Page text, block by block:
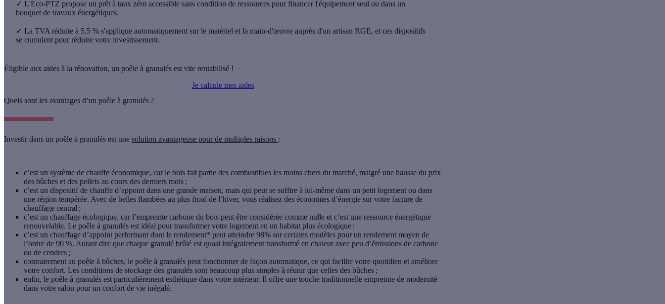
✓ L'Éco-PTZ propose un prêt à taux zéro accessible sans condition de ressources pour financer l'équipement seul ou dans un
bouquet de travaux énergétiques.
✓ La TVA réduite à 5,5 % s'applique automatiquement sur le matériel et la main-d'œuvre auprès d'un artisan RGE, et ces dispositifs
se cumulent pour réduire votre investissement.
Éligible aux aides à la rénovation, un poêle à granulés est vite rentabilisé !
Je calcule mes aides
Quels sont les avantages d’un poêle à granulés ?
Investir dans un poêle à granulés est une solution avantageuse pour de multiples raisons :
c’est un système de chauffe économique, car le bois fait partie des combustibles les moins chers du marché, malgré une hausse du prix
des bûches et des pellets au cours des derniers mois ;
c’est un dispositif de chauffe d’appoint dans une grande maison, mais qui peut se suffire à lui-même dans un petit logement ou dans
une région tempérée. Avec de belles flambées au plus froid de l’hiver, vous réalisez des économies d’énergie sur votre facture de
chauffage central ;
c’est un chauffage écologique, car l’empreinte carbone du bois peut être considérée comme nulle et c’est une ressource énergétique
renouvelable. Le poêle à granulés est idéal pour transformer votre logement en un habitat plus écologique ;
c’est un chauffage d’appoint performant dont le rendement* peut atteindre 98% sur certains modèles pour un rendement moyen de
l’ordre de 90 %. Autant dire que chaque granulé brûlé est quasi intégralement transformé en chaleur avec peu d’émissions de carbone
ou de cendres ;
contrairement au poêle à bûches, le poêle à granulés peut fonctionner de façon automatique, ce qui facilite votre quotidien et améliore
votre confort. Les conditions de stockage des granulés sont beaucoup plus simples à réunir que celles des bûches ;
enfin, le poêle à granulés est particulièrement esthétique dans votre intérieur. Il offre une touche traditionnelle empreinte de modernité
dans votre salon pour un confort de vie inégalé.